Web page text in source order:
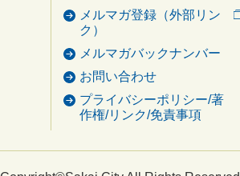
メルマガ登録（外部リン
ク）
メルマガバックナンバー
お問い合わせ
プライバシーポリシー/著
作権/リンク/免責事項